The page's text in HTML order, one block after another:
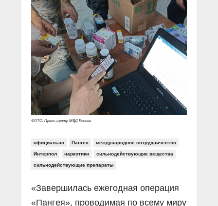
Социальные ролики
Документальные фильмы
Прямой разговор
В знании сила
Специальный репортаж
КиберПОСТОВОЙ
Газета «Щит и меч»
Журнал «Полиция России»
О ПОРТАЛЕ
Контакты
Вакансии
ФОТО: Пресс-центр МВД России
официально Пангея международное сотрудничество
Интерпол наркотики сильнодействующие вещества
сильнодействующие препараты
«Завершилась ежегодная операция
«Пангея», проводимая по всему миру